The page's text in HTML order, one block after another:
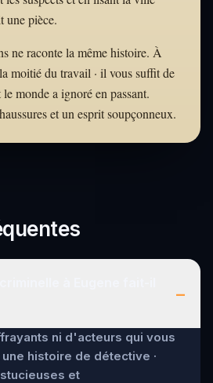
une pièce.
ne raconte la même histoire. À
moitié du travail · il vous suffit de
monde a ignoré en passant.
et un esprit soupçonneux.
–
ni d'acteurs qui vous
histoire de détective ·
et